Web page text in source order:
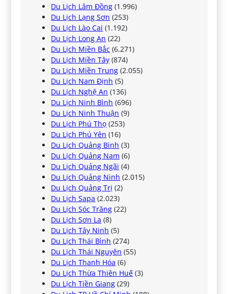
Du Lịch Lâm Đồng (1.996)
Du Lịch Lạng Sơn (253)
Du Lịch Lào Cai (1.192)
Du Lịch Long An (22)
Du Lịch Miền Bắc (6.271)
Du Lịch Miền Tây (874)
Du Lịch Miền Trung (2.055)
Du Lịch Nam Định (5)
Du Lịch Nghệ An (136)
Du Lịch Ninh Bình (696)
Du Lịch Ninh Thuận (9)
Du Lịch Phú Thọ (253)
Du Lịch Phú Yên (16)
Du Lịch Quảng Bình (3)
Du Lịch Quảng Nam (6)
Du Lịch Quảng Ngãi (4)
Du Lịch Quảng Ninh (2.015)
Du Lịch Quảng Trị (2)
Du Lịch Sapa (2.023)
Du Lịch Sóc Trăng (22)
Du Lịch Sơn La (8)
Du Lịch Tây Ninh (5)
Du Lịch Thái Bình (274)
Du Lịch Thái Nguyên (55)
Du Lịch Thanh Hóa (6)
Du Lịch Thừa Thiên Huế (3)
Du Lịch Tiền Giang (29)